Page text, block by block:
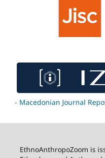
- Macedonian Journal
EthnoAnthropoZoom is